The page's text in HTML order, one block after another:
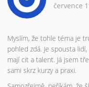
července
Myslím, že tohle téma je
pohled zdá. Je spousta
mají cit a talent. Já jsem
sami skrz kurzy a praxi.